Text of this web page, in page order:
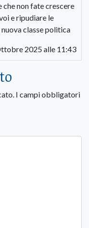
che non fate crescere
e ripudiare le
classe politica
2025 alle 11:43
I campi obbligatori